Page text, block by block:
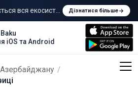
вся екосистема Visit Baku
Дізнатися більше
iOS та Android
/